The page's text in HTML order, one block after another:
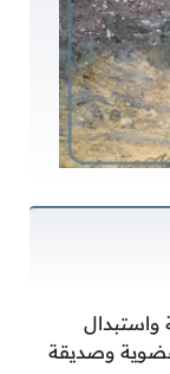
واستبدال
عضوية وصديقة